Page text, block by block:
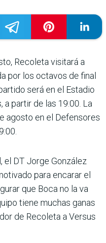
Recoleta visitará a
por los octavos de final
será en el Estadio
a partir de las 19:00. La
agosto en el Defensores
el DT Jorge González
para encarar el
que Boca no la va
tiene muchas ganas
de Recoleta a Versus